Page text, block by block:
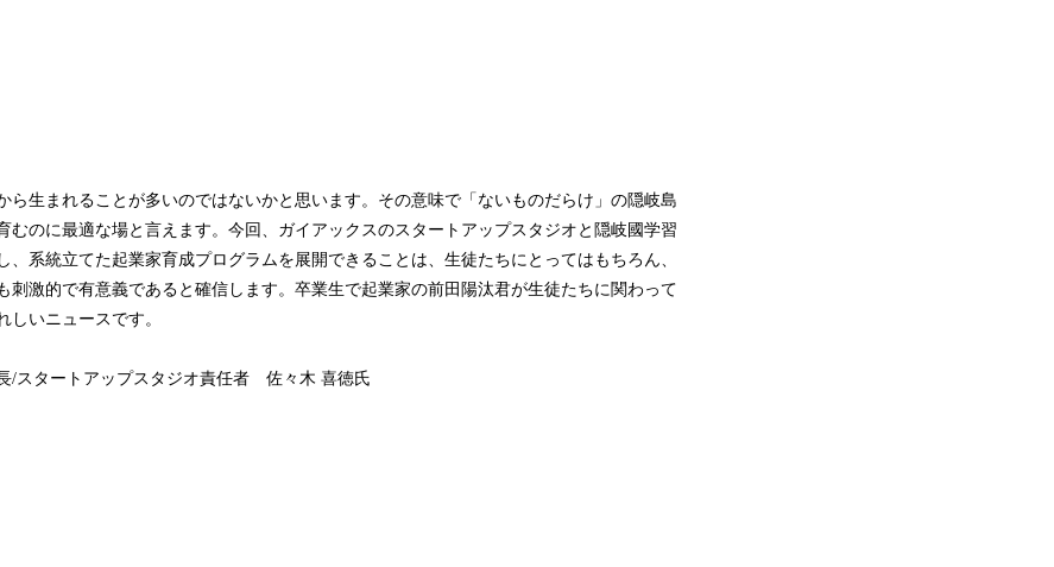
ら生まれることが多いのではないかと思います。その意味で「ないものだらけ」の隠岐島
むのに最適な場と言えます。今回、ガイアックスのスタートアップスタジオと隠岐國学習
、系統立てた起業家育成プログラムを展開できることは、生徒たちにとってはもちろん、
刺激的で有意義であると確信します。卒業生で起業家の前田陽汰君が生徒たちに関わって
しいニュースです。
/スタートアップスタジオ責任者 佐々木 喜徳氏